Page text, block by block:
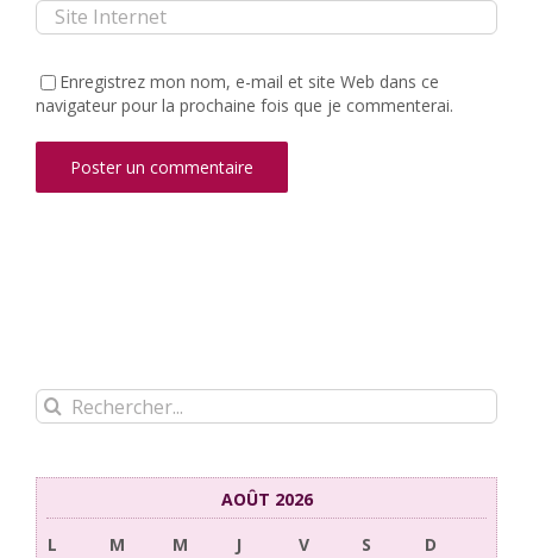
Enregistrez mon nom, e-mail et site Web dans ce
navigateur pour la prochaine fois que je commenterai.
Rechercher:
AOÛT 2026
L
M M J V S
D